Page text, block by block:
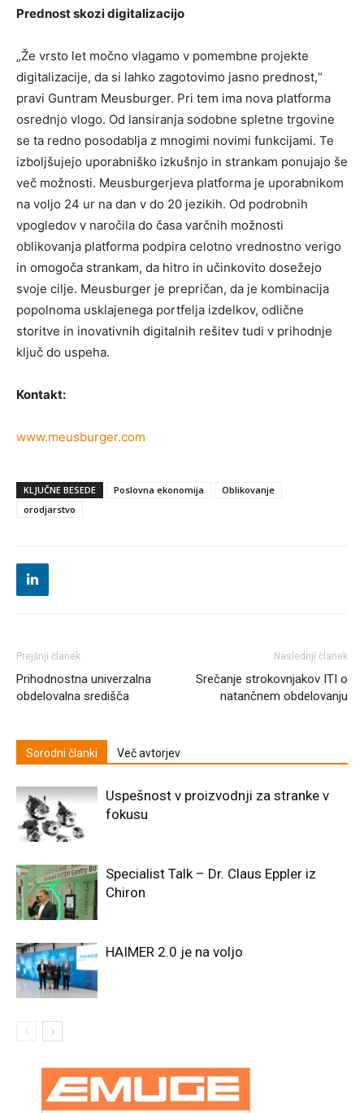
Prednost skozi digitalizacijo
„Že vrsto let močno vlagamo v pomembne projekte
digitalizacije, da si lahko zagotovimo jasno prednost,“
pravi Guntram Meusburger. Pri tem ima nova platforma
osrednjo vlogo. Od lansiranja sodobne spletne trgovine
se ta redno posodablja z mnogimi novimi funkcijami. Te
izboljšujejo uporabniško izkušnjo in strankam ponujajo še
več možnosti. Meusburgerjeva platforma je uporabnikom
na voljo 24 ur na dan v do 20 jezikih. Od podrobnih
vpogledov v naročila do časa varčnih možnosti
oblikovanja platforma podpira celotno vrednostno verigo
in omogoča strankam, da hitro in učinkovito dosežejo
svoje cilje. Meusburger je prepričan, da je kombinacija
popolnoma usklajenega portfelja izdelkov, odlične
storitve in inovativnih digitalnih rešitev tudi v prihodnje
ključ do uspeha.
Kontakt:
www.meusburger.com
KLJUČNE BESEDE Poslovna ekonomija
Oblikovanje
orodjarstvo
Prejšnji članek
Prihodnostna univerzalna
obdelovalna središča
Naslednji članek
Srečanje strokovnjakov ITI o
natančnem obdelovanju
Sorodni članki Več avtorjev
Uspešnost v proizvodnji za stranke v
fokusu
Specialist Talk – Dr. Claus Eppler iz
Chiron
HAIMER 2.0 je na voljo